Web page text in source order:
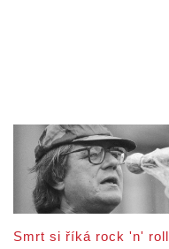
Smrt si říká rock 'n' roll